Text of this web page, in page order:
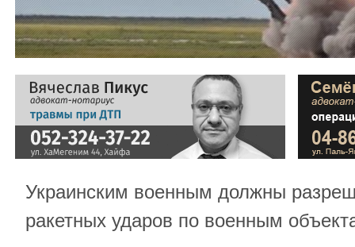
Украинским военным должны
ракетных ударов по военным